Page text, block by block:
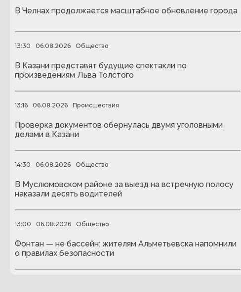
В Челнах продолжается масштабное обновление города
13:30 06.08.2026 Общество
В Казани представят будущие спектакли по
произведениям Льва Толстого
13:16 06.08.2026 Происшествия
Проверка документов обернулась двумя уголовными
делами в Казани
14:30 06.08.2026 Общество
В Муслюмовском районе за выезд на встречную полосу
наказали десять водителей
13:00 06.08.2026 Общество
Фонтан — не бассейн: жителям Альметьевска напомнили
о правилах безопасности